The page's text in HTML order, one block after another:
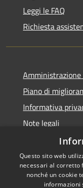
Leggi le FAQ
Richiesta
Piano di
Informativa
Note legali
Dichiarazione di
Questo sito web
necessari al corretto
nonché un cookie
informazioni